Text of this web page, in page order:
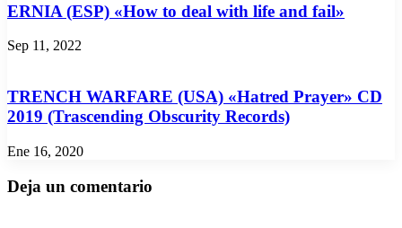
ERNIA (ESP) «How to deal with life and fail»
Sep 11, 2022
TRENCH WARFARE (USA) «Hatred Prayer» CD
2019 (Trascending Obscurity Records)
Ene 16, 2020
Deja un comentario